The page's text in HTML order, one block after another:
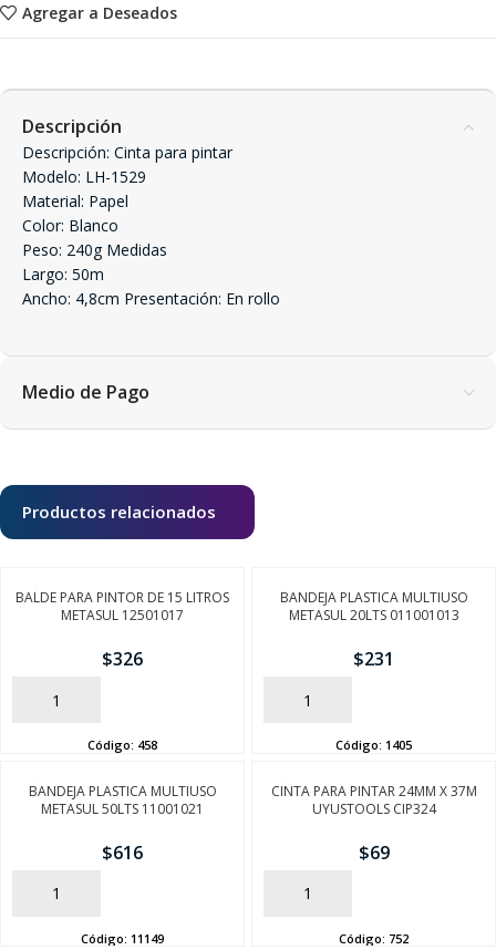
Agregar a Deseados
Descripción
Descripción: Cinta para pintar
Modelo: LH-1529
Material: Papel
Color: Blanco
Peso: 240g Medidas
Largo: 50m
Ancho: 4,8cm Presentación: En rollo
Medio de Pago
Productos relacionados
BALDE PARA PINTOR DE 15 LITROS
METASUL 12501017
$326
AÑADIR
Código: 458
BANDEJA PLASTICA MULTIUSO
METASUL 20LTS 011001013
$231
AÑADIR
Código: 1405
BANDEJA PLASTICA MULTIUSO
METASUL 50LTS 11001021
$616
AÑADIR
Código: 11149
CINTA PARA PINTAR 24MM X 37M
UYUSTOOLS CIP324
$69
AÑADIR
Código: 752